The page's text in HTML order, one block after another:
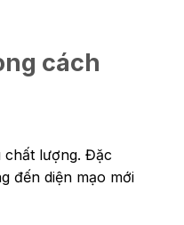
cách
chất lượng. Đặc
đến diện mạo mới